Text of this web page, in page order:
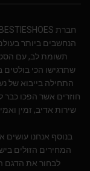
הנחשבים ביותר
תשומת לב, עם
שתרגישו הכי בולטים
שירות אדיב, זמין
בנוסף אנחנו
המחירים הזולים
לבחור את הדגם